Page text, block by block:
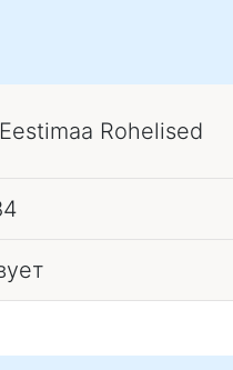
Rohelised